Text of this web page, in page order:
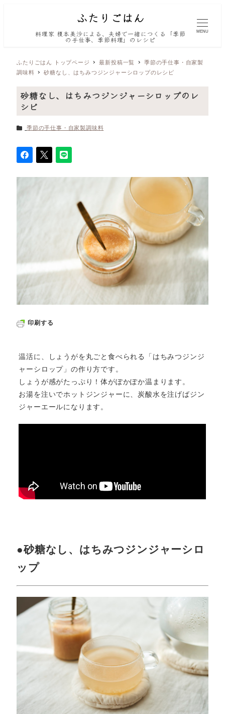
料理家 榎本美沙による、夫婦で一緒につくる「季節
の手仕事、季節料理」のレシピ
MENU
ふたりごはん トップページ 最新投稿一覧
季節の手仕事・自家製
調味料
砂糖なし、はちみつジンジャーシロップのレシピ
砂糖なし、はちみつジンジャーシロップのレ
シピ
カテゴリー
季節の手仕事・自家製調味料
印刷する
温活に、しょうがを丸ごと食べられる「はちみつジンジ
ャーシロップ」の作り方です。
しょうが感がたっぷり！体がぽかぽか温まります。
お湯を注いでホットジンジャーに、炭酸水を注げばジン
ジャーエールになります。
●砂糖なし、はちみつジンジャーシロ
ップ